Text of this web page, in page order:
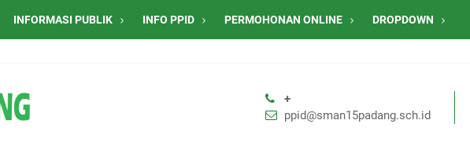
INFORMASI PUBLIK INFO PPID PERMOHONAN ONLINE DROPDOWN
+
ppid@sman15padang.sch.id